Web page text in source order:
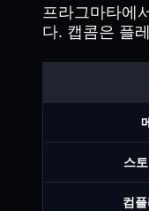
프라그마타에
다. 캡콤은 플
스
컴